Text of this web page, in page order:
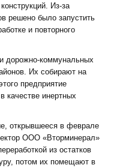
Из-за
решено было запустить
и повторного
дорожно-коммунальных
Их собирают на
предприятие
качестве инертных
открывшееся в феврале
ООО «Вторминерал»
из остатков
потом их помещают в